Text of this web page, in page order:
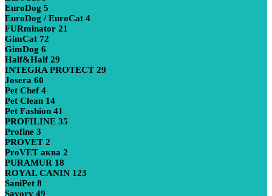
EuroDog 5
EuroDog / EuroCat 4
FURminator 21
GimCat 72
GimDog 6
Half&Half 29
INTEGRA PROTECT 29
Josera 60
Pet Chef 4
Pet Clean 14
Pet Fashion 41
PROFILINE 35
Profine 3
PROVET 2
ProVET аква 2
PURAMUR 18
ROYAL CANIN 123
SaniPet 8
Savory 49